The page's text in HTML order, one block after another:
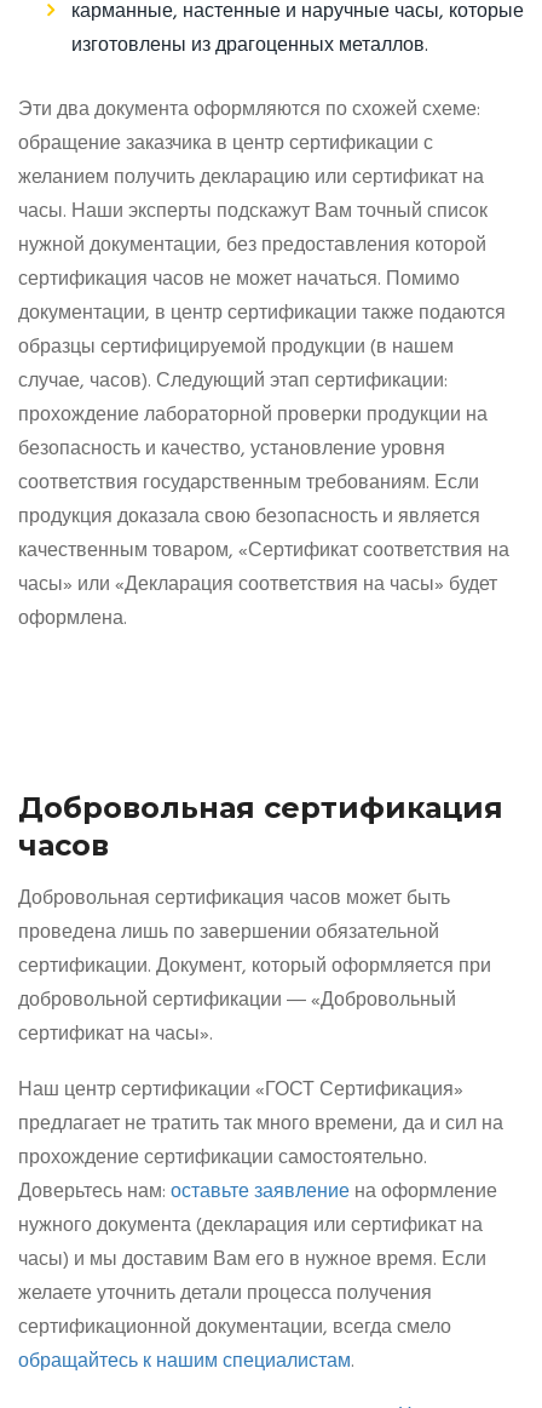
карманные, настенные и наручные часы, которые
изготовлены из драгоценных металлов.
Эти два документа оформляются по схожей схеме:
обращение заказчика в центр сертификации с
желанием получить декларацию или сертификат на
часы. Наши эксперты подскажут Вам точный список
нужной документации, без предоставления которой
сертификация часов не может начаться. Помимо
документации, в центр сертификации также подаются
образцы сертифицируемой продукции (в нашем
случае, часов). Следующий этап сертификации:
прохождение лабораторной проверки продукции на
безопасность и качество, установление уровня
соответствия государственным требованиям. Если
продукция доказала свою безопасность и является
качественным товаром, «Сертификат соответствия на
часы» или «Декларация соответствия на часы» будет
оформлена.
Добровольная сертификация
часов
Добровольная сертификация часов может быть
проведена лишь по завершении обязательной
сертификации. Документ, который оформляется при
добровольной сертификации ― «Добровольный
сертификат на часы».
Наш центр сертификации «ГОСТ Сертификация»
предлагает не тратить так много времени, да и сил на
прохождение сертификации самостоятельно.
Доверьтесь нам:оставьте заявлениена оформление
нужного документа (декларация или сертификат на
часы) и мы доставим Вам его в нужное время. Если
желаете уточнить детали процесса получения
сертификационной документации, всегда смело
обращайтесь к нашим специалистам.